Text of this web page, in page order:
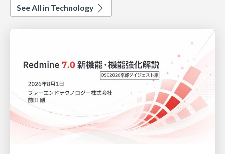
See All in Technology